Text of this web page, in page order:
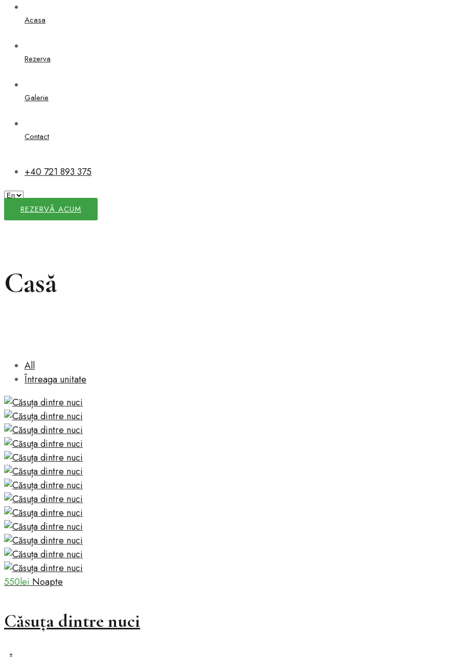
Acasa
Rezerva
Galerie
Contact
+40 721 893 375
REZERVĂ ACUM
Casă
All
Întreaga unitate
550lei Noapte
Căsuța dintre nuci